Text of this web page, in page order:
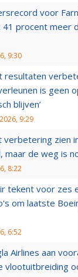
voor
41 procent meer
9:30
resultaten
is geen
blijven’
9:29
verbetering zien
maar de weg is
8:22
tekent voor zes
om laatste
6:52
Airlines aan
vlootuitbreiding